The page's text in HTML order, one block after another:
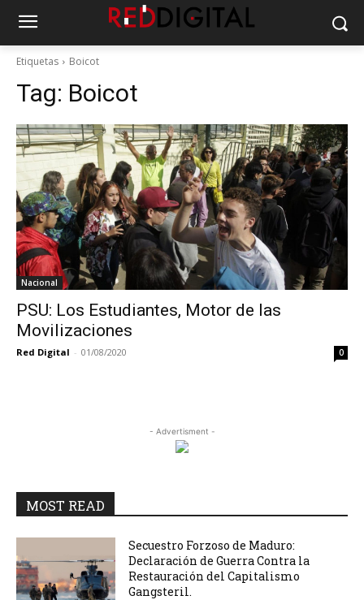
Etiquetas Boicot
Tag: Boicot
Nacional
PSU: Los Estudiantes, Motor de las
Movilizaciones
Red Digital - 01/08/2020 0
- Advertisment -
MOST READ
Secuestro Forzoso de Maduro:
Declaración de Guerra Contra la
Restauración del Capitalismo
Gangsteril.